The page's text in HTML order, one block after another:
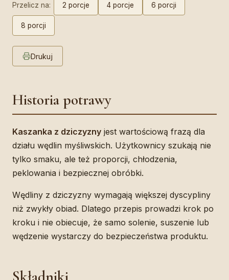
Przelicz na: 2 porcje 4 porcje 6 porcji
8 porcji
Drukuj
Historia potrawy
Kaszanka z dziczyzny jest wartościową frazą dla
działu wędlin myśliwskich. Użytkownicy szukają nie
tylko smaku, ale też proporcji, chłodzenia,
peklowania i bezpiecznej obróbki.
Wędliny z dziczyzny wymagają większej dyscypliny
niż zwykły obiad. Dlatego przepis prowadzi krok po
kroku i nie obiecuje, że samo solenie, suszenie lub
wędzenie wystarczy do bezpieczeństwa produktu.